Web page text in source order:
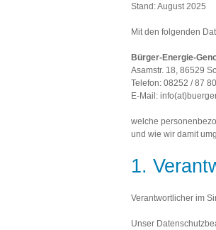
Stand: August 2025
Mit den folgenden
Bürger-Energie-
Asamstr. 18, 86529
Telefon: 08252 / 87
E-Mail:
welche
und wie wir damit
1.
Verantwortlicher im
Unser